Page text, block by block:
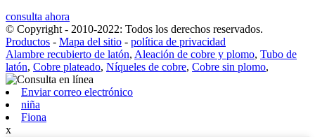
consulta ahora
© Copyright - 2010-2022: Todos los derechos reservados.
Productos - Mapa del sitio - política de privacidad
Alambre recubierto de latón, Aleación de cobre y plomo, Tubo de
latón, Cobre plateado, Níqueles de cobre, Cobre sin plomo,
Enviar correo electrónico
niña
Fiona
x